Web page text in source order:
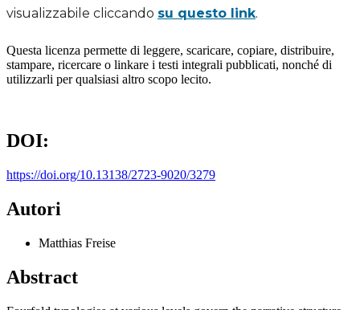
visualizzabile cliccando su questo link.
Questa licenza permette di leggere, scaricare, copiare, distribuire,
stampare, ricercare o linkare i testi integrali pubblicati, nonché di
utilizzarli per qualsiasi altro scopo lecito.
DOI:
https://doi.org/10.13138/2723-9020/3279
Autori
Matthias Freise
Abstract